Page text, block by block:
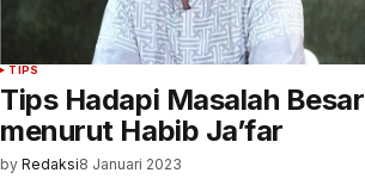
TIPS
Tips Hadapi Masalah Besar
menurut Habib Ja’far
by Redaksi8 Januari 2023